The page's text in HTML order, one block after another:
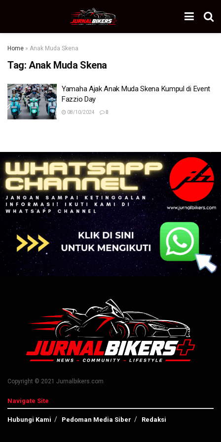
Home » Anak Muda Skena
Tag: Anak Muda Skena
Yamaha Ajak Anak Muda Skena Kumpul di Event
Fazzio Day
08/10/2024 0
Copyright © 2021 Jurnalbikers.com
Navigate Site
Hubungi Kami Pedoman Media Siber Redaksi